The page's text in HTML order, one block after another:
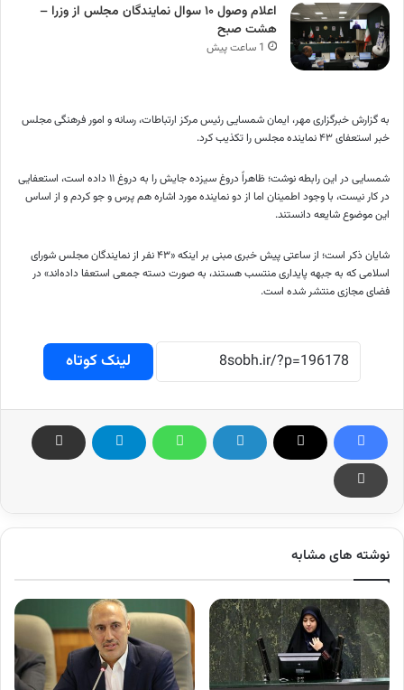
اعلام وصول ۱۰ سوال نمایندگان مجلس از وزرا –
هشت صبح
1 ساعت پیش
به گزارش خبرگزاری مهر، ایمان شمسایی رئیس مرکز ارتباطات، رسانه و امور فرهنگی مجلس
خبر استعفای ۴۳ نماینده مجلس را تکذیب کرد.
شمسایی در این رابطه نوشت؛ ظاهراً دروغ سیزده جایش را به دروغ ۱۱ داده است، استعفایی
در کار نیست، با وجود اطمینان اما از دو نماینده مورد اشاره هم پرس و جو کردم و از اساس
این موضوع شایعه دانستند.
شایان ذکر است؛ از ساعتی پیش خبری مبنی بر اینکه «۴۳ نفر از نمایندگان مجلس شورای
اسلامی که به جبهه پایداری منتسب هستند، به صورت دسته جمعی استعفا داده‌اند» در
فضای مجازی منتشر شده است.
لینک کوتاه
نوشته های مشابه